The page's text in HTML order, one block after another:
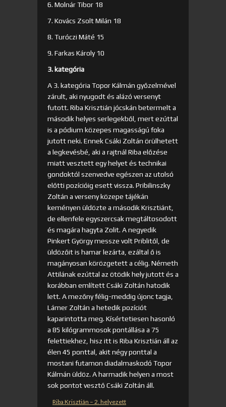
6. Molnár Tibor 18
7. Kovács Zsolt Milán 18
8. Turóczi Máté 15
9. Farkas Károly 10
3. kategória
A 3. kategória Topor Kálmán győzelmével
zárult, aki nyugodt és alázó versenyt
futott. Riba Krisztián jócskán betermelt a
második helyes serlegekből, mert ezúttal
is a pódium közepes magasságú foka
jutott neki. Ennek Csáki Zoltán örülhetett
a legkevésbé, aki a rajtnál Riba előzése
miatt vesztett egy helyet és technikai
gondoktól szenvedve egészen az utolsó
előtti pozícióig esett vissza. Pribilinszky
Zoltán a verseny közepe tájékán
keményen üldözte a második Krisztiánt,
de ellenfele egyszercsak megtáltosodott
és magára hagyta Zolit. A negyedik
Pinkert György messze volt Priblitől, de
üldözőit is hamar lezárta, ezáltal ő is
magányosan körözgetett a célig. Németh
Attilának ezúttal az ötödik hely jutott és a
korábban említett Csáki Zoltán hatodik
lett. A mezőny félig-meddig újonc tagja,
Lámer Zoltán a hetedik pozíciót
kaparintotta meg. Kísértetiesen hasonló
a 85 kilógrammosok pontállása a 75
felettiekhez, hisz itt is Riba Krisztián áll az
élen 45 ponttal, akit négy ponttal a
mostani futamon diadalmaskodó Topor
Kálmán üldöz. A harmadik helyen a most
sok pontot vesztő Csáki Zoltán áll.
Riba Krisztián – 2. helyezett